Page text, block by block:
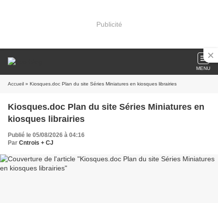
Publicité
MENU
Accueil » Kiosques.doc Plan du site Séries Miniatures en kiosques librairies
Kiosques.doc Plan du site Séries Miniatures en
kiosques librairies
Publié le 05/08/2026 à 04:16
Par Cntrois + CJ